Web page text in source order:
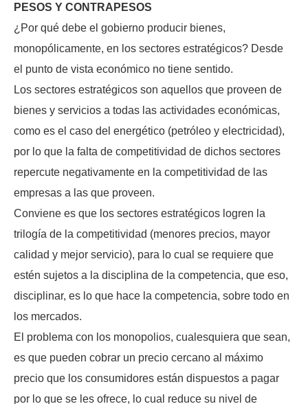
PESOS Y CONTRAPESOS
¿Por qué debe el gobierno producir bienes,
monopólicamente, en los sectores estratégicos? Desde
el punto de vista económico no tiene sentido.
Los sectores estratégicos son aquellos que proveen de
bienes y servicios a todas las actividades económicas,
como es el caso del energético (petróleo y electricidad),
por lo que la falta de competitividad de dichos sectores
repercute negativamente en la competitividad de las
empresas a las que proveen.
Conviene es que los sectores estratégicos logren la
trilogía de la competitividad (menores precios, mayor
calidad y mejor servicio), para lo cual se requiere que
estén sujetos a la disciplina de la competencia, que eso,
disciplinar, es lo que hace la competencia, sobre todo en
los mercados.
El problema con los monopolios, cualesquiera que sean,
es que pueden cobrar un precio cercano al máximo
precio que los consumidores están dispuestos a pagar
por lo que se les ofrece, lo cual reduce su nivel de